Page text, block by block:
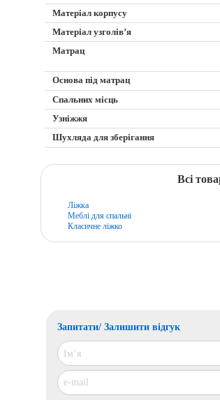
Матеріал корпусу
Матеріал узголів’я
Матрац
Основа під матрац
Спальних місць
Узніжжя
Шухляда для зберігання
Всі
Ліжка
Меблі для спальні
Класичне ліжко
Запитати/ Залишити відгук